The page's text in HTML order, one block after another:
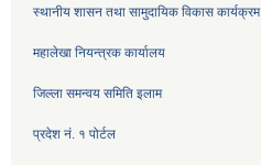
स्थानीय शासन तथा सामुदायिक विकास कार्यक्रम
महालेखा नियन्त्रक कार्यालय
जिल्ला समन्वय समिति इलाम
प्रदेश नं. १ पोर्टल